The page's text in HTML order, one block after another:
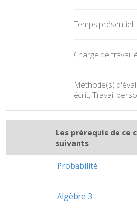
Temps présentiel
Charge de travail
Méthode(s)
écrit, Travail
Les prérequis de ce
suivants
Probabilité
Algèbre 3